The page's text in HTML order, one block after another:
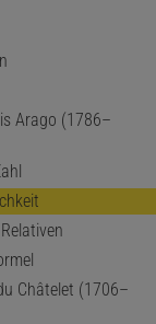
Hochschullehrer an
Arago (1786–
Châtelet (1706–